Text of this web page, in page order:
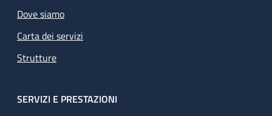
Dove siamo
Carta dei servizi
Strutture
SERVIZI E PRESTAZIONI